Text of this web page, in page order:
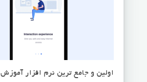
اولین و جامع ترین نرم افزار آموزش